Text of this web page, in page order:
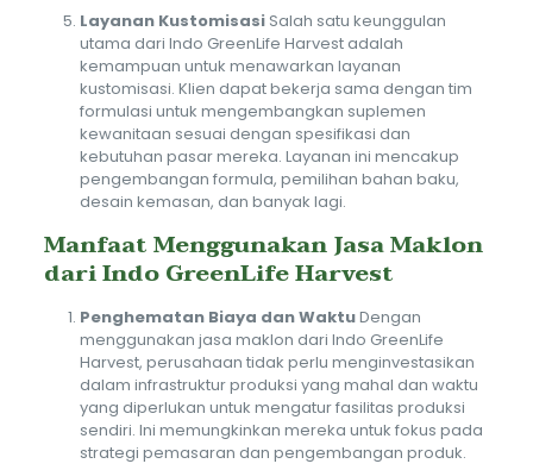
Layanan KustomisasiSalah satu keunggulan
utama dari Indo GreenLife Harvest adalah
kemampuan untuk menawarkan layanan
kustomisasi. Klien dapat bekerja sama dengan tim
formulasi untuk mengembangkan suplemen
kewanitaan sesuai dengan spesifikasi dan
kebutuhan pasar mereka. Layanan ini mencakup
pengembangan formula, pemilihan bahan baku,
desain kemasan, dan banyak lagi.
Manfaat Menggunakan Jasa Maklon
dari Indo GreenLife Harvest
Penghematan Biaya dan WaktuDengan
menggunakan jasa maklon dari Indo GreenLife
Harvest, perusahaan tidak perlu menginvestasikan
dalam infrastruktur produksi yang mahal dan waktu
yang diperlukan untuk mengatur fasilitas produksi
sendiri. Ini memungkinkan mereka untuk fokus pada
strategi pemasaran dan pengembangan produk.